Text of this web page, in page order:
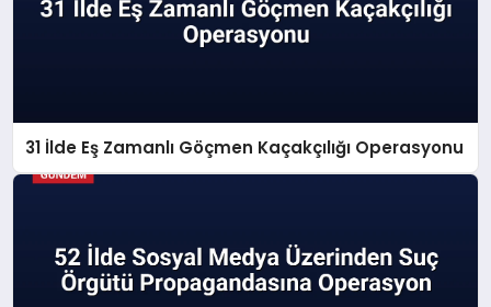
31 İlde Eş Zamanlı Göçmen Kaçakçılığı Operasyonu